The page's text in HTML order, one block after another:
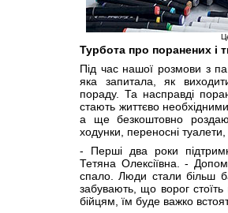
Турбота про поранених і
Під час нашої розмови з
яка запитала, як
пораду. Та насправді
стають життєво
а ще безкоштовно
ходунки, переносні туалети,
- Перші два роки
Тетяна Олексіївна. -
спало. Люди стали більш
забувають, що ворог
бійцям, їм буде важко